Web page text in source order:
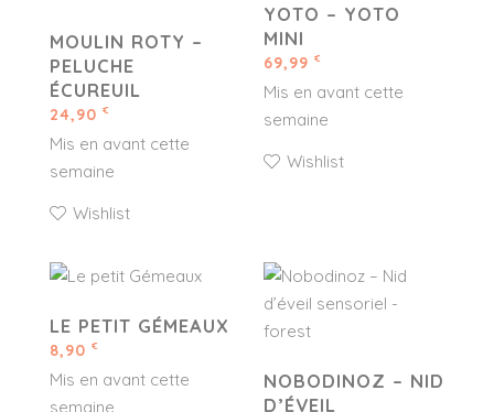
MOULIN ROTY –
PELUCHE
ÉCUREUIL
24,90 €
Mis en avant cette
semaine
Wishlist
YOTO – YOTO
MINI
69,99 €
Mis en avant cette
semaine
Wishlist
LE PETIT GÉMEAUX
8,90 €
Mis en avant cette
semaine
NOBODINOZ – NID
D’ÉVEIL